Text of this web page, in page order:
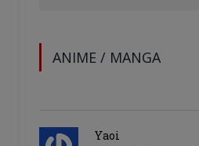
ANIME / MANGA
Yaoi